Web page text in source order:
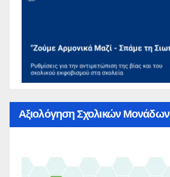
Αξιολόγηση Σχολικών Μονάδων